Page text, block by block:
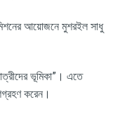
আয়োজনে মুশরইল সাধু
ভূমিকা”। এতে
করেন।